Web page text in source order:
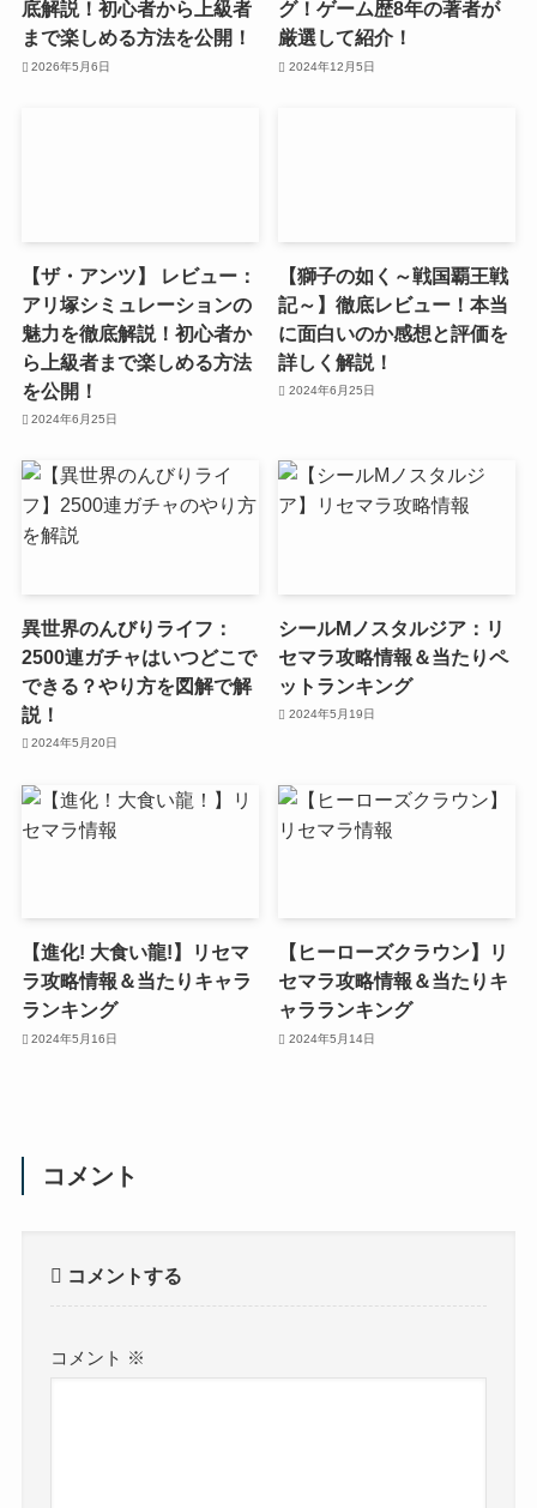
底解説！初心者から上級者
まで楽しめる方法を公開！
2026年5月6日
グ！ゲーム歴8年の著者が
厳選して紹介！
2024年12月5日
【ザ・アンツ】 レビュー：
アリ塚シミュレーションの
魅力を徹底解説！初心者か
ら上級者まで楽しめる方法
を公開！
2024年6月25日
【獅子の如く～戦国覇王戦
記～】徹底レビュー！本当
に面白いのか感想と評価を
詳しく解説！
2024年6月25日
異世界のんびりライフ：
2500連ガチャはいつどこで
できる？やり方を図解で解
説！
2024年5月20日
シールMノスタルジア：リ
セマラ攻略情報＆当たりペ
ットランキング
2024年5月19日
【進化! 大食い龍!】リセマ
ラ攻略情報＆当たりキャラ
ランキング
2024年5月16日
【ヒーローズクラウン】リ
セマラ攻略情報＆当たりキ
ャラランキング
2024年5月14日
コメント
コメントする
コメント ※